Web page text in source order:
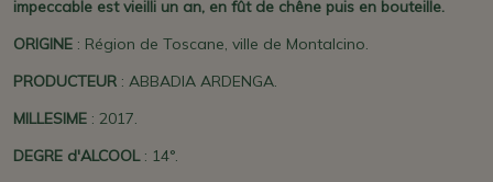
impeccable est vieilli un an, en fût de chêne puis en bouteille.
ORIGINE : Région de Toscane, ville de Montalcino.
PRODUCTEUR : ABBADIA ARDENGA.
MILLESIME : 2017.
DEGRE d'ALCOOL: 14°.